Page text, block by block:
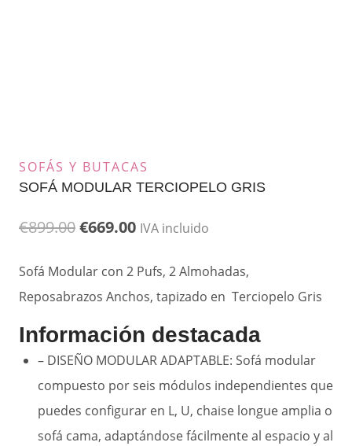
SOFÁS Y BUTACAS
SOFÁ MODULAR TERCIOPELO GRIS
€899.00El
original
€899.00.
€669.00El
actual
€669.00.
IVA incluido
Sofá Modular con 2 Pufs, 2 Almohadas,
Reposabrazos Anchos, tapizado en Terciopelo Gris
Información destacada
– DISEÑO MODULAR ADAPTABLE: Sofá modular
compuesto por seis módulos independientes que
puedes configurar en L, U, chaise longue amplia o
sofá cama, adaptándose fácilmente al espacio y al